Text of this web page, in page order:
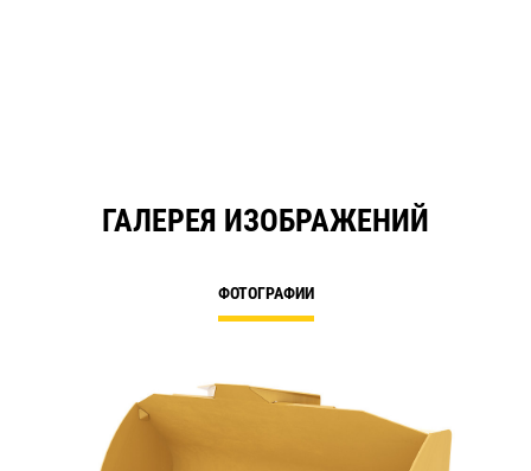
ГАЛЕРЕЯ ИЗОБРАЖЕНИЙ
ФОТОГРАФИИ